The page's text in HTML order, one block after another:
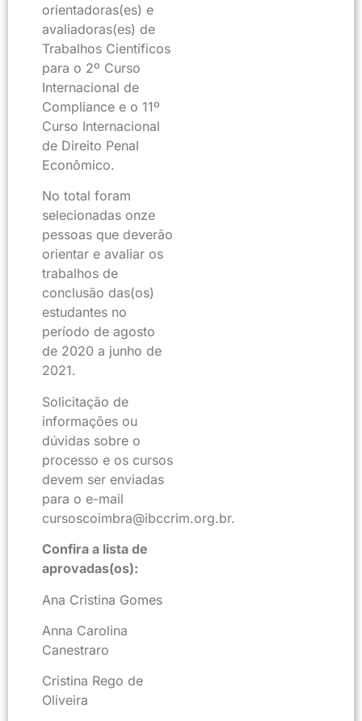
orientadoras(es) e
avaliadoras(es) de
Trabalhos Científicos
para o 2º Curso
Internacional de
Compliance e o 11º
Curso Internacional
de Direito Penal
Econômico.
No total foram
selecionadas onze
pessoas que deverão
orientar e avaliar os
trabalhos de
conclusão das(os)
estudantes no
período de agosto
de 2020 a junho de
2021.
Solicitação de
informações ou
dúvidas sobre o
processo e os cursos
devem ser enviadas
para o e-mail
cursoscoimbra@ibccrim.org.br.
Confira a lista de
aprovadas(os):
Ana Cristina Gomes
Anna Carolina
Canestraro
Cristina Rego de
Oliveira